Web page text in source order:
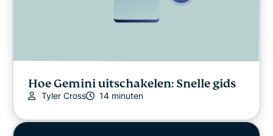
Hoe Gemini uitschakelen: Snelle gids
Tyler Cross 14 minuten